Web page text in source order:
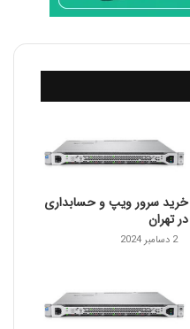
خرید سرور ویپ و حسابداری
در تهران
2 دسامبر 2024